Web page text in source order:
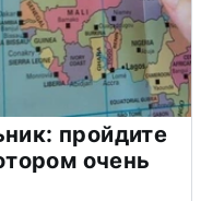
пройдите
очень